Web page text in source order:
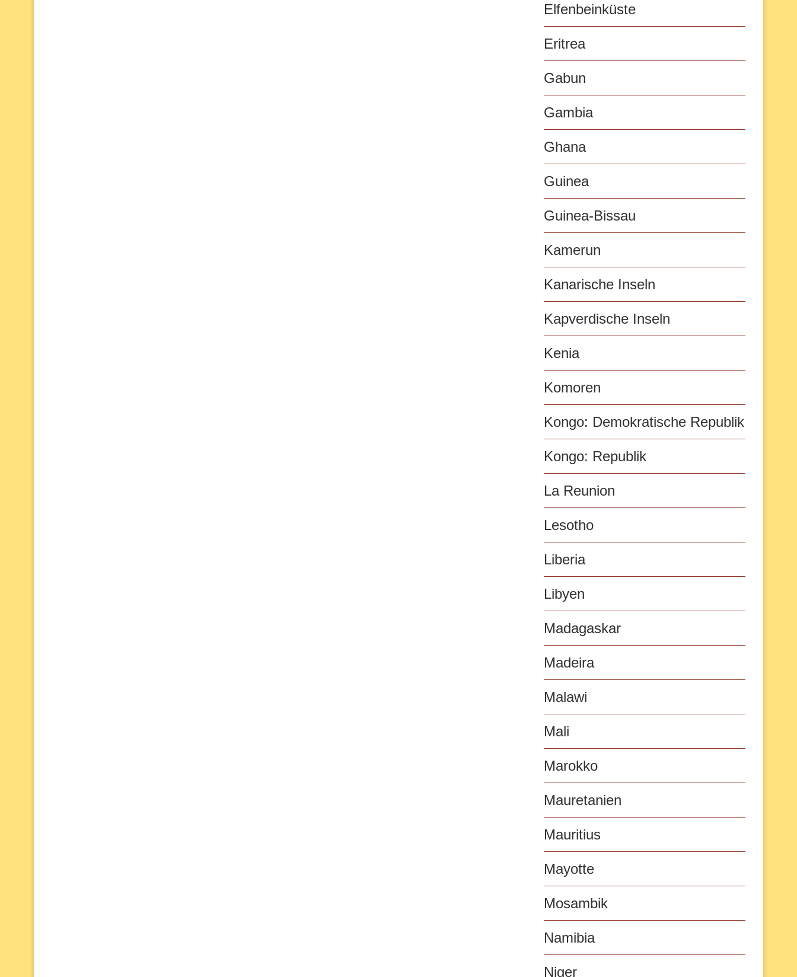
Elfenbeinküste
Eritrea
Gabun
Gambia
Ghana
Guinea
Guinea-Bissau
Kamerun
Kanarische Inseln
Kapverdische Inseln
Kenia
Komoren
Kongo: Demokratische Republik
Kongo: Republik
La Reunion
Lesotho
Liberia
Libyen
Madagaskar
Madeira
Malawi
Mali
Marokko
Mauretanien
Mauritius
Mayotte
Mosambik
Namibia
Niger